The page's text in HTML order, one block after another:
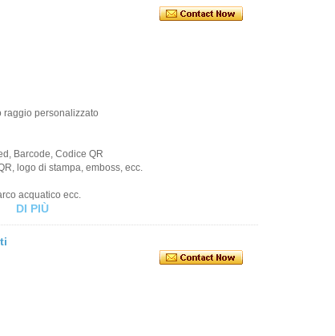
raggio personalizzato
Barcode, Codice QR
logo di stampa, emboss, ecc.
acquatico ecc.
DI PIÙ